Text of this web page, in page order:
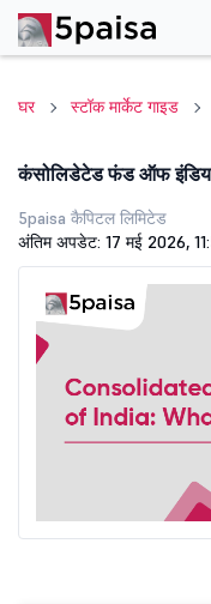
घर स्टॉक मार्केट गाइड
कंसोलिडेटेड फंड ऑफ
5paisa कैपिटल लिमिटेड
अंतिम अपडेट: 17 मई 2026,